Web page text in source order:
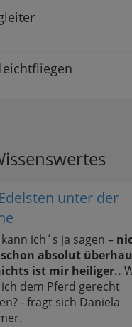
unter der
ich´s ja sagen –
absolut
ist mir heiliger..
dem Pferd gerecht
- fragt sich Daniela